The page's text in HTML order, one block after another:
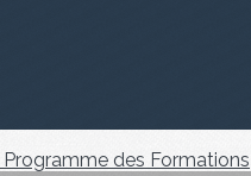
Programme des Formations